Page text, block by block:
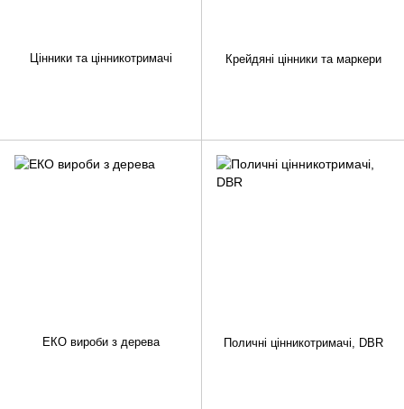
Цінники та цінникотримачі Крейдяні цінники та маркери
ЕКО вироби з дерева Поличні цінникотримачі, DBR